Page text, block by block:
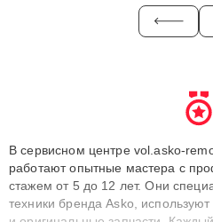
В сервисном центре vol.asko-
работают опытные мастера с
стажем от 5 до 12 лет. Они
техники бренда Asko,